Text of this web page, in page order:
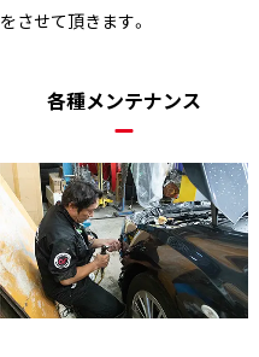
をさせて頂きます。
各種メンテナンス